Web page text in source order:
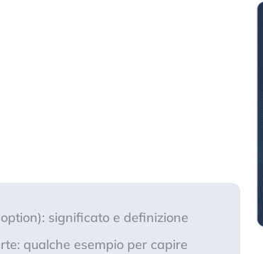
option): significato e definizione
qualche esempio per capire